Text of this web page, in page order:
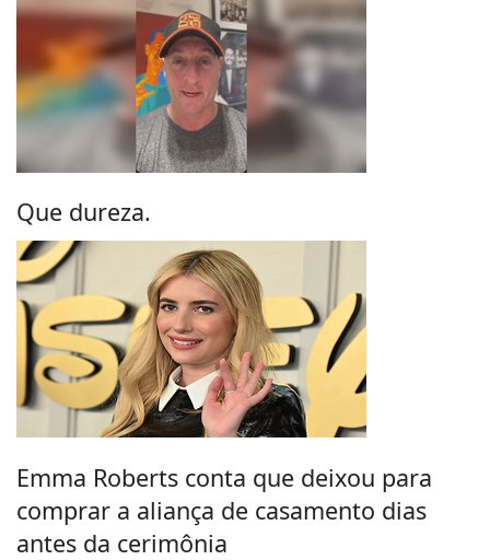
Que dureza.
Emma Roberts conta que deixou para
comprar a aliança de casamento dias
antes da cerimônia